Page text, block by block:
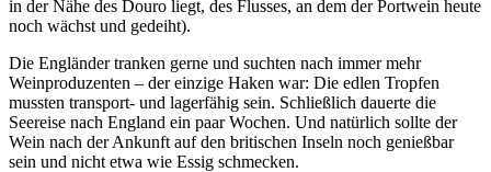
in der Nähe des Douro liegt, des Flusses, an dem der Portwein heute
noch wächst und gedeiht).
Die Engländer tranken gerne und suchten nach immer mehr
Weinproduzenten – der einzige Haken war: Die edlen Tropfen
mussten transport- und lagerfähig sein. Schließlich dauerte die
Seereise nach England ein paar Wochen. Und natürlich sollte der
Wein nach der Ankunft auf den britischen Inseln noch genießbar
sein und nicht etwa wie Essig schmecken.